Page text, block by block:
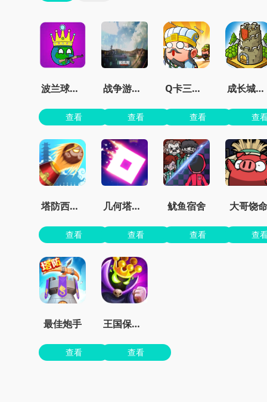
波兰球之征服世界无限金币版
查看
战争游戏红龙手机版
查看
Q卡三国官方正版
查看
成长城堡最新版
查
塔防西游记
查看
几何塔防内置菜单版
查看
鱿鱼宿舍
查看
大哥饶命
查
最佳炮手
查看
王国保卫战4最新dlc下载
查看